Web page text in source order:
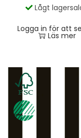
Lågt
Logga in för att
Läs mer